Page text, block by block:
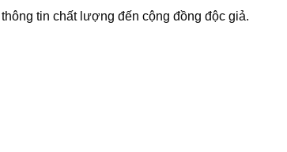
tin chất lượng đến cộng đồng độc giả.